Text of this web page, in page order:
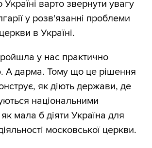
Україні варто звернути увагу
у розв'язанні проблеми
в Україні.
у нас практично
А дарма. Тому що це рішення
як діють держави, де
національними
як мала б діяти Україна для
московської церкви.